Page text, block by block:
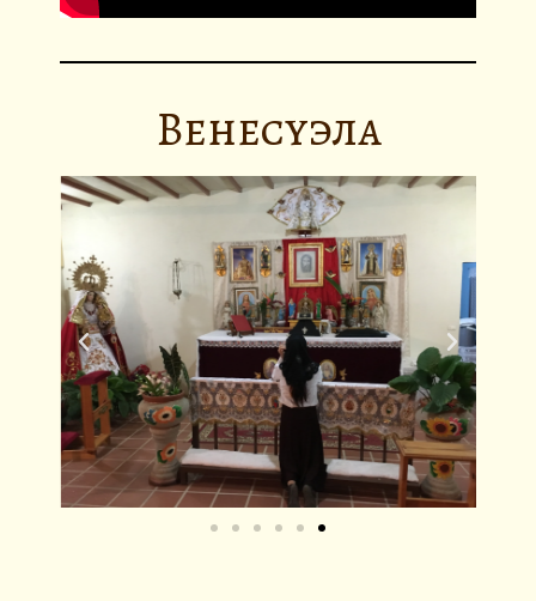
Венесуэла